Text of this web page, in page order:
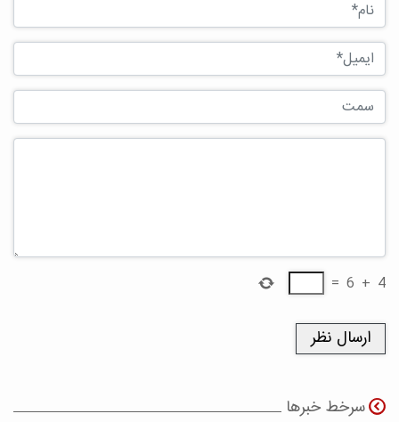
4
+
6
=
سرخط خبرها